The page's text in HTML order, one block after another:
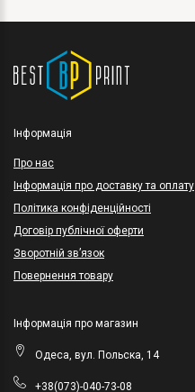
Інформація
Про нас
Інформація про доставку та оплату
Політика конфіденційності
Договір публічної оферти
Зворотній зв’язок
Повернення товару
Інформація про магазин
Одеса, вул. Польска, 14
+38(073)-040-73-08